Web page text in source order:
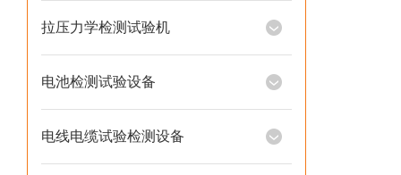
拉压力学检测试验机
电池检测试验设备
电线电缆试验检测设备